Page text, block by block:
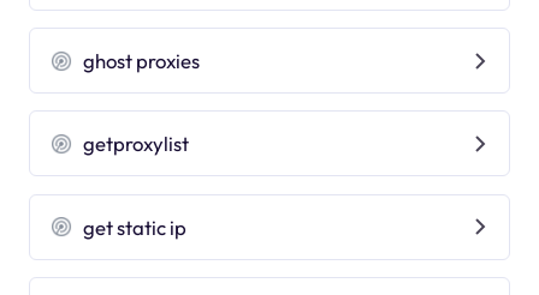
ghost proxies
getproxylist
get static ip